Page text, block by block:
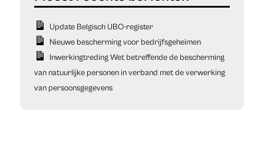
Update Belgisch UBO-register
Nieuwe bescherming voor bedrijfsgeheimen
Inwerkingtreding Wet betreffende de bescherming
van natuurlijke personen in verband met de verwerking
van persoonsgegevens